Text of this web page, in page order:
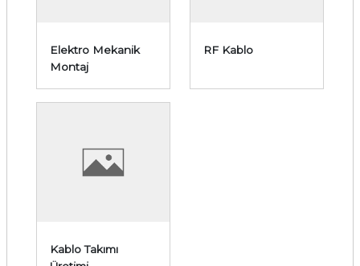
Elektro Mekanik
Montaj
RF Kablo
Kablo Takımı